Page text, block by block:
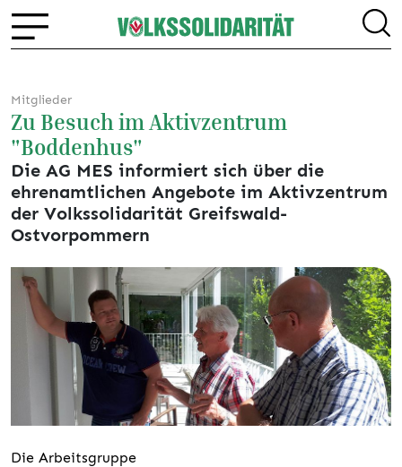
Mitglieder
Zu Besuch im Aktivzentrum
"Boddenhus"
Die AG MES informiert sich über die
ehrenamtlichen Angebote im Aktivzentrum
der Volkssolidarität Greifswald-
Ostvorpommern
Die Arbeitsgruppe